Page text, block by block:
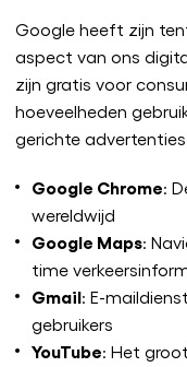
Google heeft zijn
aspect van ons
zijn gratis voor
hoeveelheden
gerichte
Google Chrome:
wereldwijd
Google Maps:
time
Gmail: E-
gebruikers
YouTube: Het